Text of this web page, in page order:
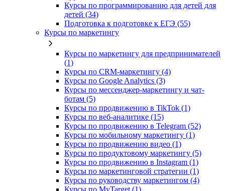
Курсы по программированию для детей для
детей (34)
Подготовка к подготовке к ЕГЭ (55)
Курсы по маркетингу
Курсы по маркетингу для предпринимателей
(1)
Курсы по CRM-маркетингу (4)
Курсы по Google Analytics (3)
Курсы по мессенджер-маркетингу и чат-
ботам (5)
Курсы по продвижению в TikTok (1)
Курсы по веб-аналитике (15)
Курсы по продвижению в Telegram (52)
Курсы по мобильному маркетингу (1)
Курсы по продвижению видео (1)
Курсы по продуктовому маркетингу (5)
Курсы по продвижению в Instagram (1)
Курсы по маркетинговой стратегии (1)
Курсы по руководству маркетингом (4)